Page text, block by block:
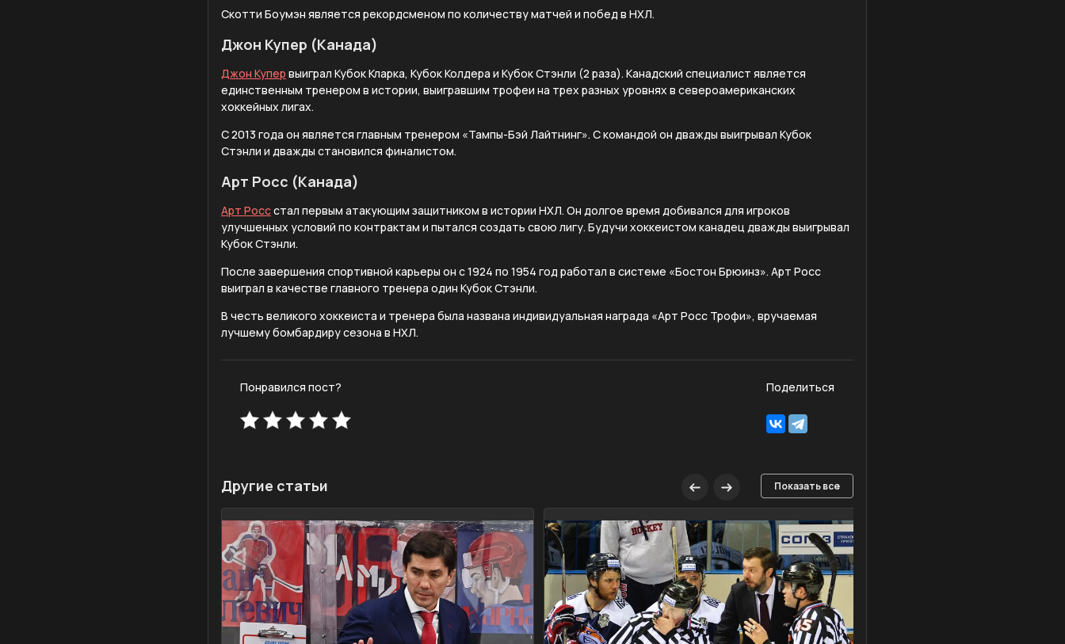
Скотти Боумэн является рекордсменом по количеству матчей и побед в НХЛ.
Джон Купер (Канада)
Джон Купер выиграл Кубок Кларка, Кубок Колдера и Кубок Стэнли (2 раза). Канадский специалист является
единственным тренером в истории, выигравшим трофеи на трех разных уровнях в североамериканских
хоккейных лигах.
С 2013 года он является главным тренером «Тампы-Бэй Лайтнинг». С командой он дважды выигрывал Кубок
Стэнли и дважды становился финалистом.
Арт Росс (Канада)
Арт Россстал первым атакующим защитником в истории НХЛ. Он долгое время добивался для игроков
улучшенных условий по контрактам и пытался создать свою лигу. Будучи хоккеистом канадец дважды выигрывал
Кубок Стэнли.
После завершения спортивной карьеры он с 1924 по 1954 год работал в системе «Бостон Брюинз». Арт Росс
выиграл в качестве главного тренера один Кубок Стэнли.
В честь великого хоккеиста и тренера была названа индивидуальная награда «Арт Росс Трофи», вручаемая
лучшему бомбардиру сезона в НХЛ.
Понравился пост? Поделиться
Другие статьи Показать все